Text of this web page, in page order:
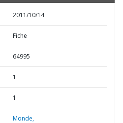
2011/10/14
Fiche
64995
1
1
Monde,